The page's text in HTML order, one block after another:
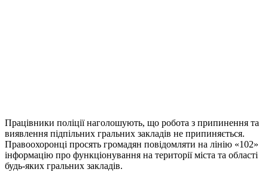
Працівники поліції наголошують, що робота з припинення та
виявлення підпільних гральних закладів не припиняється.
Правоохоронці просять громадян повідомляти на лінію «102»
інформацію про функціонування на території міста та області
будь-яких гральних закладів.